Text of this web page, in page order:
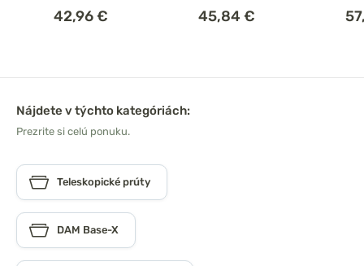
42,96 € 45,84 €
Nájdete v týchto kategóriách:
Prezrite si celú ponuku.
Teleskopické prúty
DAM Base-X